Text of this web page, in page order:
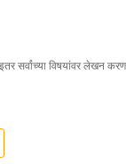
इतर सर्वांच्या विषयांवर लेखन